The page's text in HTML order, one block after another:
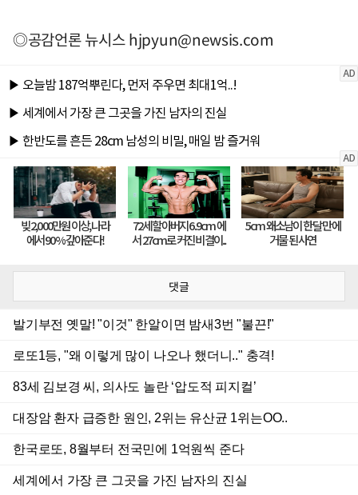
◎공감언론 뉴시스hjpyun@newsis.com
댓글